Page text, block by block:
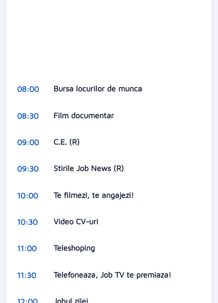
08:00 Bursa locurilor de munca
08:30 Film documentar
09:00 C.E. (R)
09:30 Stirile Job News (R)
10:00 Te filmezi, te angajezi!
10:30 Video CV-uri
11:00 Teleshoping
11:30 Telefoneaza, Job TV te premiaza!
Jobul zilei